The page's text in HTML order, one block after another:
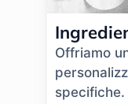
Offriamo